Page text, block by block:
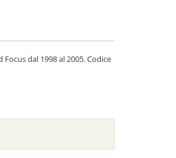
dal 1998 al 2005. Codice